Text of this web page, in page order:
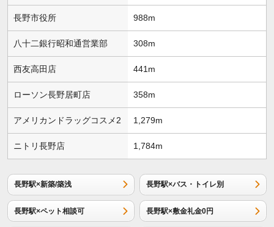
長野市役所 988m
八十二銀行昭和通営業部 308m
西友高田店 441m
ローソン長野居町店 358m
アメリカンドラッグコスメ2 1,279m
ニトリ長野店 1,784m
長野駅×新築/築浅 長野駅×バス・トイレ別
長野駅×ペット相談可 長野駅×敷金礼金0円